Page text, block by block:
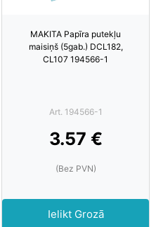
MAKITA Papīra putekļu
maisiņš (5gab.) DCL182,
CL107 194566-1
Art. 194566-1
3.57 €
(Bez PVN)
Ielikt Grozā